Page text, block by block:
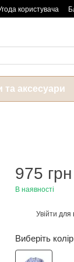
користувача
та аксесуари
975 грн
В наявності
Увійти для
Виберіть колір